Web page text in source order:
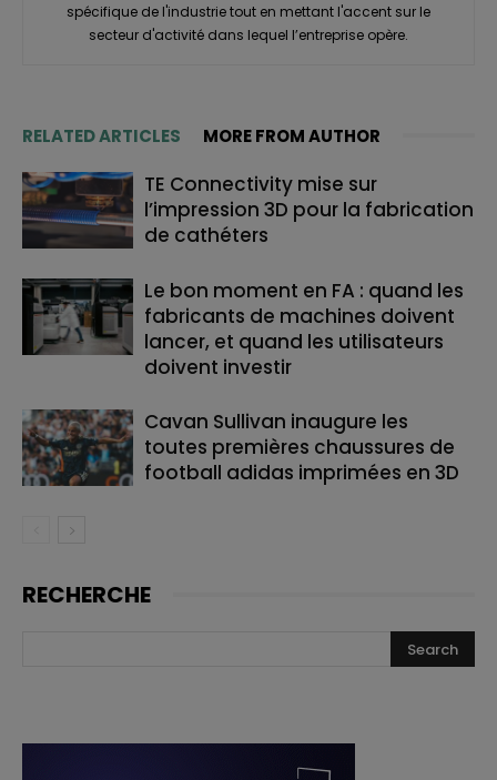
spécifique de l'industrie tout en mettant l'accent sur le
secteur d'activité dans lequel l’entreprise opère.
RELATED ARTICLES MORE FROM AUTHOR
TE Connectivity mise sur
l’impression 3D pour la fabrication
de cathéters
Le bon moment en FA : quand les
fabricants de machines doivent
lancer, et quand les utilisateurs
doivent investir
Cavan Sullivan inaugure les
toutes premières chaussures de
football adidas imprimées en 3D
RECHERCHE